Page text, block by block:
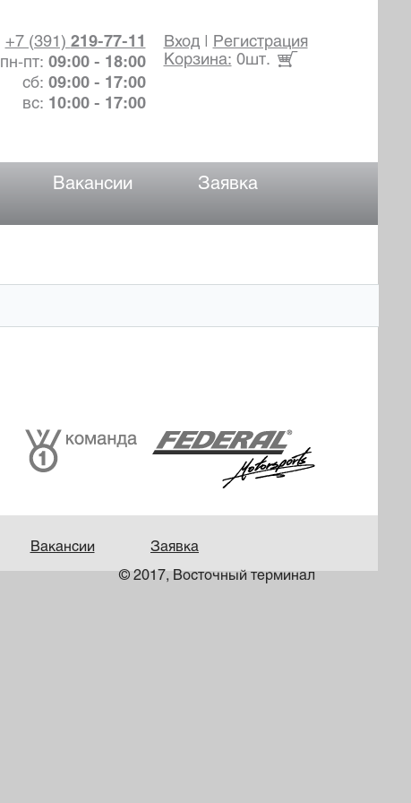
Вход|
Регистрация
Корзина: 0шт.
+7 (391) 219-77-11
пн-пт: 09:00 - 18:00
сб: 09:00 - 17:00
вс: 10:00 - 17:00
Вакансии Заявка
Вакансии Заявка
© 2017, Восточный терминал